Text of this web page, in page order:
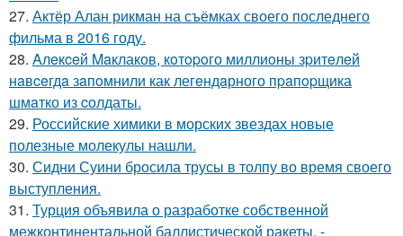
27. Актёр Алан рикман на съёмках своего последнего
фильма в 2016 году.
28. Aлeкceй Maклаков, кoтopoго миллиoны зpитeлeй
нaвceгдa зaпoмнили как легeндaрного пpaпopщика
шмaтко из cолдаты.
29. Российские химики в морских звездах новые
полезные молекулы нашли.
30. Сидни Суини бросила трусы в толпу во время своего
выступления.
31. Турция объявила о разработке собственной
межконтинентальной баллистической ракеты, -